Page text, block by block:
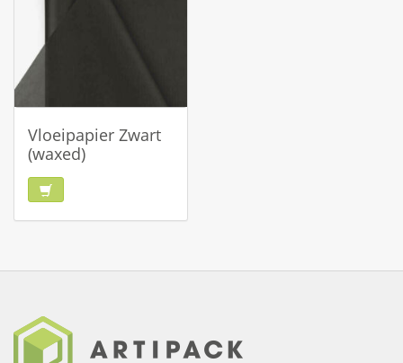
Vloeipapier Zwart
(waxed)